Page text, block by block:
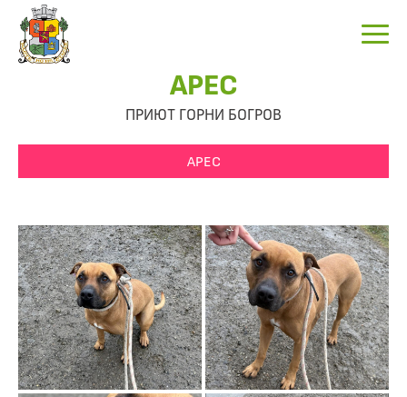
АРЕС
ПРИЮТ ГОРНИ БОГРОВ
АРЕС